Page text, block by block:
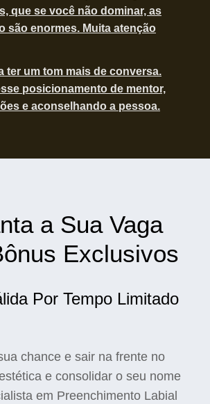
que se você não dominar, as
são enormes. Muita atenção
ter um tom mais de conversa.
posicionamento de mentor,
e aconselhando a pessoa.
a Sua Vaga
Exclusivos
Por Tempo Limitado
chance e sair na frente no
e consolidar o seu nome
em Preenchimento Labial